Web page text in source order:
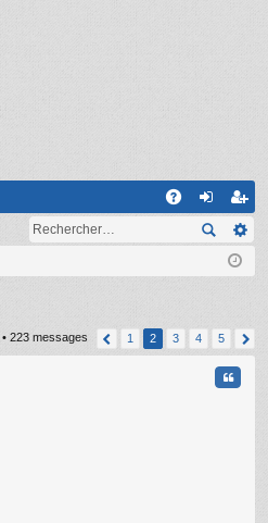
on
on
ns
cri
on
• 223 messages 1 2 3 4 5